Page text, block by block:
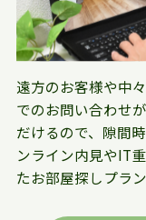
遠方のお客様や中
でのお問い合わせ
だけるので、隙間
ンライン内見やIT
たお部屋探しプラ